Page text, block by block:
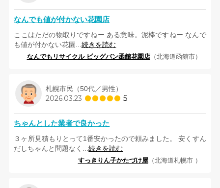
なんでも値が付かない花園店
ここはただの物取りですねー ある意味。泥棒ですねー なんで
も値が付かない花園...続きを読む
なんでもリサイクル ビッグバン函館花園店（北海道函館市）
札幌市民（50代／男性）
2026.03.23 5
ちゃんとした業者で良かった
３ヶ所見積もりとって1番安かったので頼みました。 安くすん
だしちゃんと問題なく...続きを読む
すっきりん子かたづけ屋（北海道札幌市 ）